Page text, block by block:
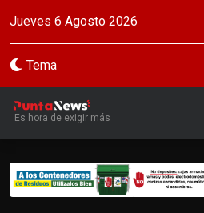
Jueves 6 Agosto 2026
Tema
Es hora de exigir más